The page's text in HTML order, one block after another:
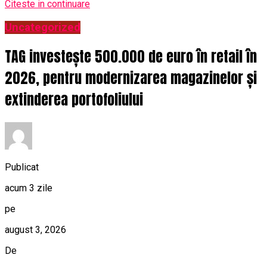
Citeste in continuare
Uncategorized
TAG investește 500.000 de euro în retail în
2026, pentru modernizarea magazinelor și
extinderea portofoliului
Publicat
acum 3 zile
pe
august 3, 2026
De